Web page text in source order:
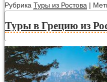
Рубрика Туры из Ростова |
Туры в Грецию из